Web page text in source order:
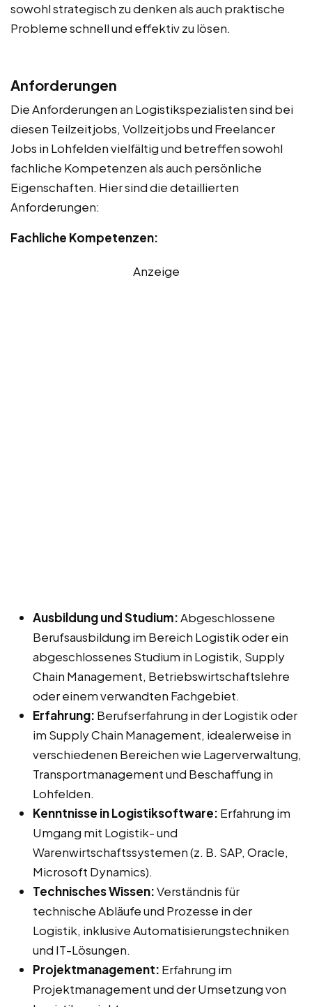
sowohl strategisch zu denken als auch praktische
Probleme schnell und effektiv zu lösen.
Anforderungen
Die Anforderungen an Logistikspezialisten sind bei
diesen Teilzeitjobs, Vollzeitjobs und Freelancer
Jobs in Lohfelden vielfältig und betreffen sowohl
fachliche Kompetenzen als auch persönliche
Eigenschaften. Hier sind die detaillierten
Anforderungen:
Fachliche Kompetenzen:
Anzeige
Ausbildung und Studium:Abgeschlossene
Berufsausbildung im Bereich Logistik oder ein
abgeschlossenes Studium in Logistik, Supply
Chain Management, Betriebswirtschaftslehre
oder einem verwandten Fachgebiet.
Erfahrung: Berufserfahrung in der Logistik oder
im Supply Chain Management, idealerweise in
verschiedenen Bereichen wie Lagerverwaltung,
Transportmanagement und Beschaffung in
Lohfelden.
Kenntnisse in Logistiksoftware: Erfahrung im
Umgang mit Logistik- und
Warenwirtschaftssystemen (z. B. SAP, Oracle,
Microsoft Dynamics).
Technisches Wissen:Verständnis für
technische Abläufe und Prozesse in der
Logistik, inklusive Automatisierungstechniken
und IT-Lösungen.
Projektmanagement: Erfahrung im
Projektmanagement und der Umsetzung von